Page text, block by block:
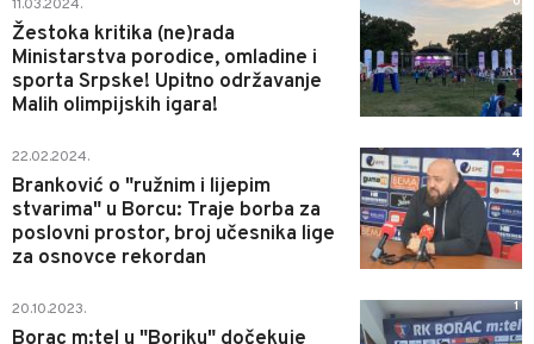
11.03.2024.
Žestoka kritika (ne)rada
Ministarstva porodice, omladine i
sporta Srpske! Upitno održavanje
Malih olimpijskih igara!
22.02.2024.
Branković o "ružnim i lijepim
stvarima" u Borcu: Traje borba za
poslovni prostor, broj učesnika lige
za osnovce rekordan
4
20.10.2023. 1